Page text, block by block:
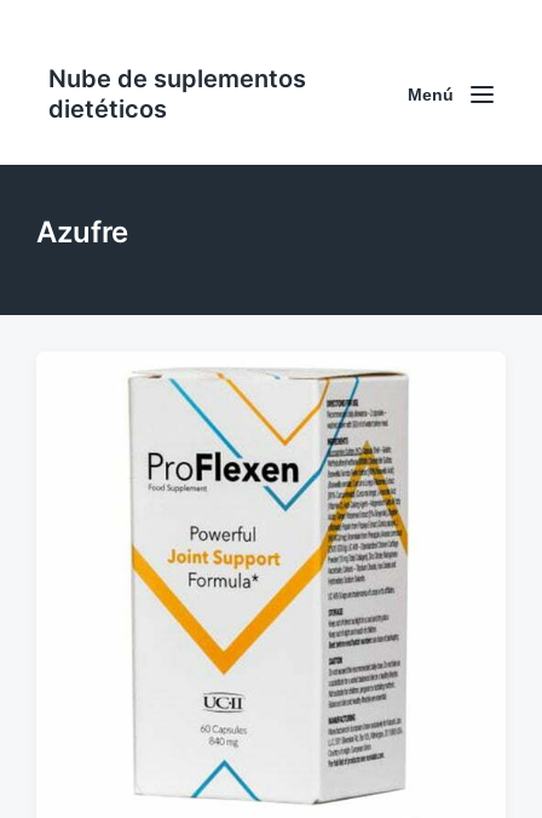
Nube de suplementos
dietéticos
Menú
Azufre